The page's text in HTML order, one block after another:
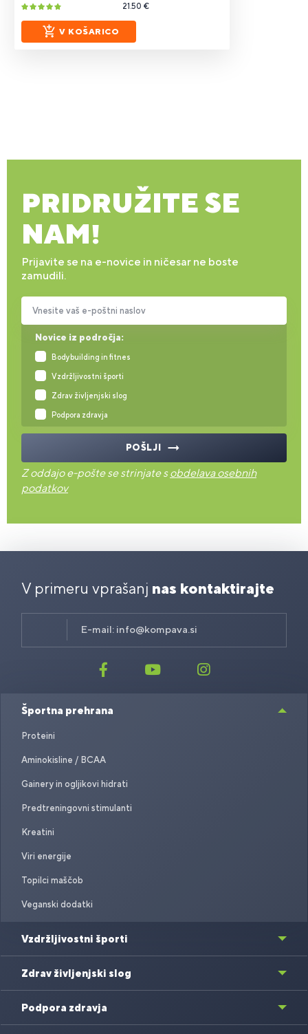
21.50 €
V KOŠARICO
PRIDRUŽITE SE
NAM!
Prijavite se na e-novice in ničesar ne boste
zamudili.
Novice iz področja:
Bodybuilding in fitnes
Vzdržljivostni športi
Zdrav življenjski slog
Podpora zdravja
Vnesite vaš e-poštni naslov
POŠLJI
Z oddajo e-pošte se strinjate sobdelava osebnih
podatkov
V primeru vprašanj nas kontaktirajte
E-mail: info@kompava.si
Športna prehrana
Proteini
Aminokisline / BCAA
Gainery in ogljikovi hidrati
Predtreningovni stimulanti
Kreatini
Viri energije
Topilci maščob
Veganski dodatki
Vzdržljivostni športi
Zdrav življenjski slog
Podpora zdravja